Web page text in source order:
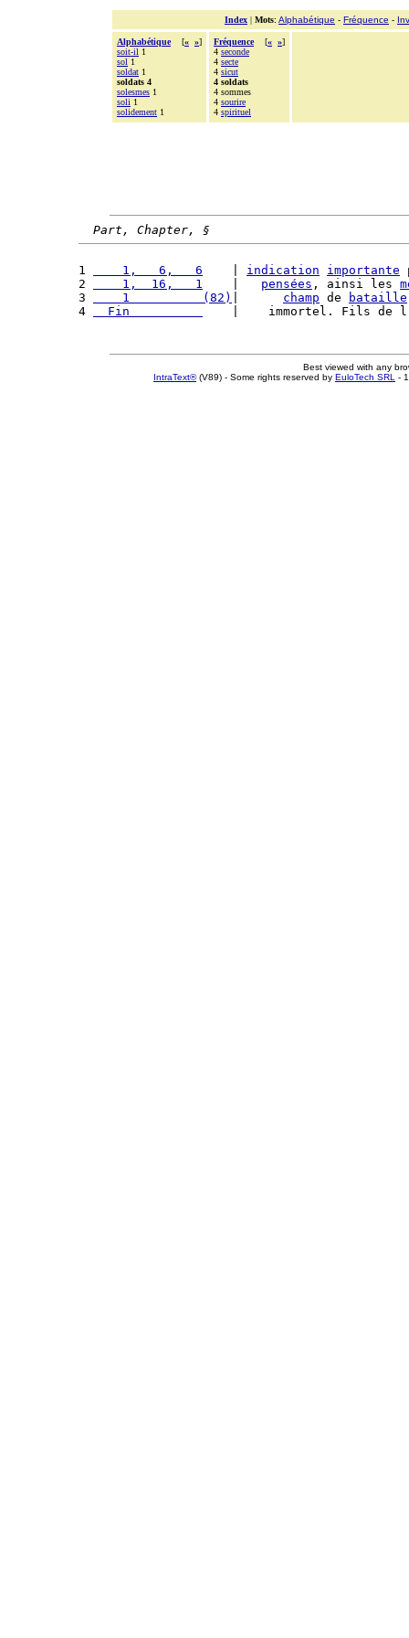
Index | Mots: Alphabétique - Fréquence -
Alphabétique [« »]
soit-il 1
sol 1
soldat 1
soldats 4
solesmes 1
soli 1
solidement 1
Fréquence [« »]
4 seconde
4 secte
4 sicut
4 soldats
4 sommes
4 sourire
4 spirituel
Part, Chapter, §
1
    1,   6,   6
indication importante
2
    1,  16,   1
pensées , ainsi les
3
    1          (82)
champ de bataille
4
  Fin
|    immortel. Fils de
Best viewed with any
IntraText®(V89) - Some rights reserved by EuloTech SRL -